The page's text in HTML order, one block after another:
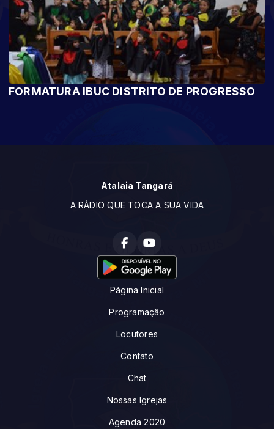
FORMATURA IBUC DISTRITO DE PROGRESSO
Atalaia Tangará
A RÁDIO QUE TOCA A SUA VIDA
Página Inicial
Programação
Locutores
Contato
Chat
Nossas Igrejas
Agenda 2020